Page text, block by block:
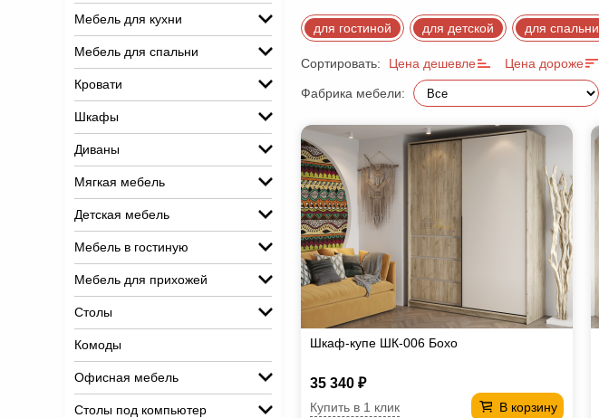
Мебель для кухни
Мебель для спальни
Кровати
Шкафы
Диваны
Мягкая мебель
Детская мебель
Мебель в гостиную
Мебель для прихожей
Столы
Комоды
Офисная мебель
Столы под компьютер
для гостиной для детской для спальни
Сортировать: Цена дешевле Цена дороже
Фабрика мебели:
Шкаф-купе ШК-006 Бохо
35 340 ₽
В корзину
Купить в 1 клик